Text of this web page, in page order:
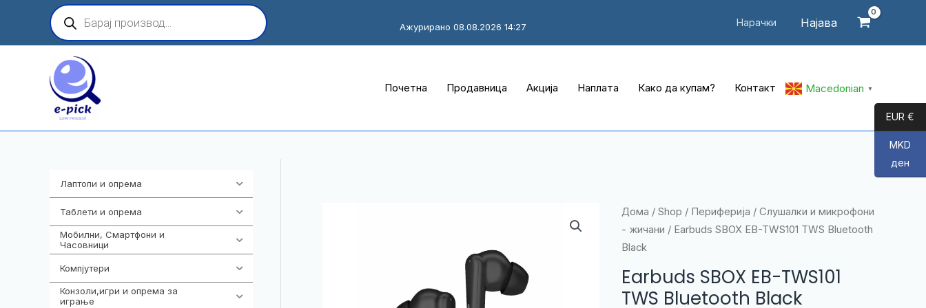
content
Products
search
Нарачки Најава
Ажурирано 08.08.2026 14:27
Почетна Продавница Акција Наплата Како да купам? Контакт Macedonian ▼
Лаптопи и опрема
Таблети и опрема
Мобилни, Смартфони и
Часовници
Компјутери
Конзоли,игри и опрема за
играње
Дома / Shop / Периферија / Слушалки и микрофони
- жичани / Earbuds SBOX EB-TWS101 TWS Bluetooth
Black
Earbuds SBOX EB-TWS101
TWS Bluetooth Black
EUR €
MKD
ден